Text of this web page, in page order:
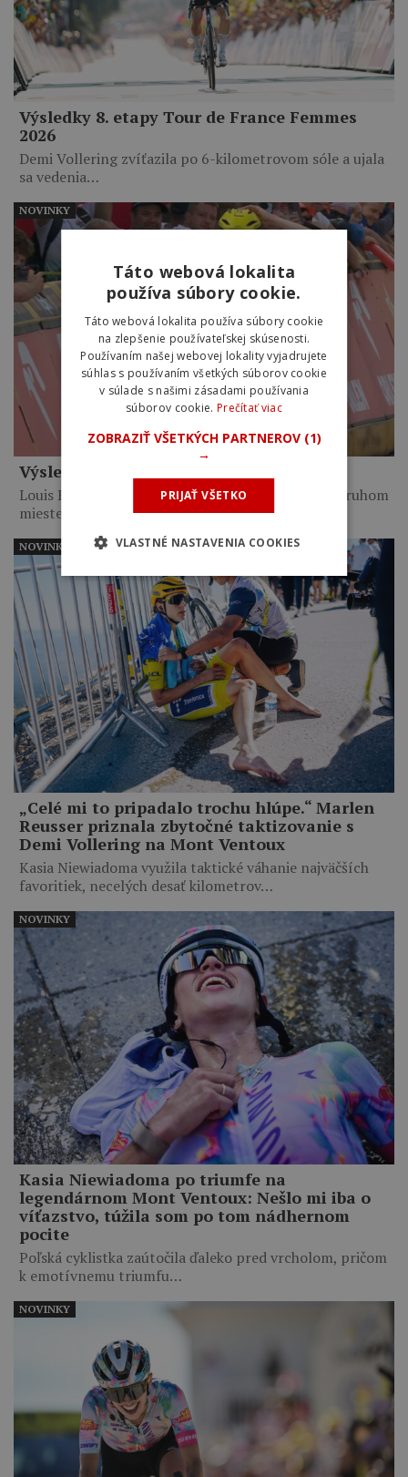
Výsledky 8. etapy Tour de France Femmes
2026
Demi Vollering zvíťazila po 6-kilometrovom sóle a ujala
sa vedenia…
Výsledky 6. etapy Okolo Poľska 2026
Louis Barré vyhral po 14-kilometrovom sóle. Na druhom
mieste skončil…
NOVINKY
„Celé mi to pripadalo trochu hlúpe.“ Marlen
Reusser priznala zbytočné taktizovanie s
Demi Vollering na Mont Ventoux
Kasia Niewiadoma využila taktické váhanie najväčších
favoritiek, necelých desať kilometrov…
NOVINKY
Kasia Niewiadoma po triumfe na
legendárnom Mont Ventoux: Nešlo mi iba o
víťazstvo, túžila som po tom nádhernom
pocite
Poľská cyklistka zaútočila ďaleko pred vrcholom, pričom
k emotívnemu triumfu…
NOVINKY
NOVINKY
Táto webová lokalita
používa súbory cookie.
Táto webová lokalita používa súbory cookie
na zlepšenie používateľskej skúsenosti.
Používaním našej webovej lokality vyjadrujete
súhlas s používaním všetkých súborov cookie
v súlade s našimi zásadami používania
súborov cookie. Prečítať viac
ZOBRAZIŤ VŠETKÝCH PARTNEROV (1)
→
PRIJAŤ VŠETKO
VLASTNÉ NASTAVENIA COOKIES